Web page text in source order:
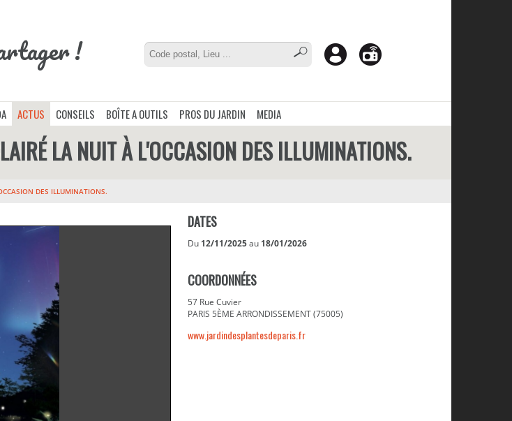
!
ACTUS CONSEILS BOÎTE A OUTILS PROS DU JARDIN MEDIA
LA NUIT À L'OCCASION DES ILLUMINATIONS.
DES ILLUMINATIONS.
DATES
Du 12/11/2025au 18/01/2026
COORDONNÉES
57 Rue Cuvier
PARIS 5ÈME ARRONDISSEMENT (75005)
www.jardindesplantesdeparis.fr